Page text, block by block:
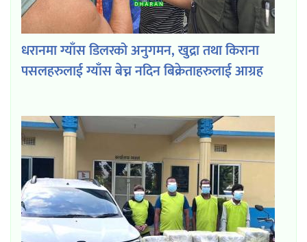
धरानमा ग्याँस डिलरको अनुगमन, खुद्रा तथा किराना
पसलहरुलाई ग्याँस बेच्न नदिन बिक्रेताहरुलाई आग्रह